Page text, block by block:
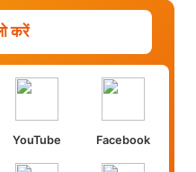
करें
YouTube Facebook